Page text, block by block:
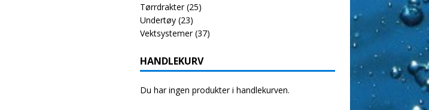
Tørrdrakter (25)
Undertøy (23)
Vektsystemer (37)
HANDLEKURV
Du har ingen produkter i handlekurven.